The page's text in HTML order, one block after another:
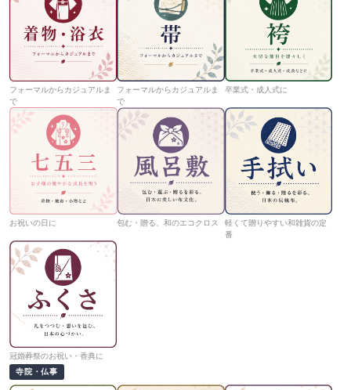
フォーマルからカジュアルま
で
フォーマルからカジュアルま
で
卒業式・成人式に
お祝いの日に 包む・贈る、和のエコクロス
軽くて贈りやすい和雑貨の定
番
冠婚葬祭のお祝い・香典に
寺院・仏事